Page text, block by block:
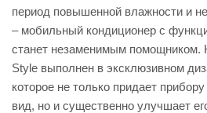
период повышенной влажности и
– мобильный кондиционер с
станет незаменимым помощником.
Style выполнен в эксклюзивном
которое не только придает
вид, но и существенно улучшает